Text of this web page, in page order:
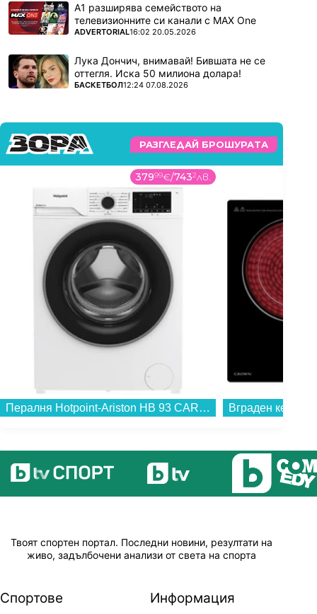
А1 разширява семейството на
телевизионните си канали с MAX One
ПОВЕЧЕ ОТ
ADVERTORIAL16:02 20.05.2026
Лука Дончич, внимавай! Бившата не се
оттегля. Иска 50 милиона долара!
ПОВЕЧЕ ОТ
БАСКЕТБОЛ12:24 07.08.2026
РАЗГЛЕДАЙ БРОШУРАТА
37999€/7432лв.
Пералня Hotpoint-Ariston HB 93 CARE EE , 1400 об./мин., 9.00 kg, A , Бял...
Твоят спортен портал. Последни новини, резултати на
живо, задълбочени анализи от света на спорта
Спортове Информация